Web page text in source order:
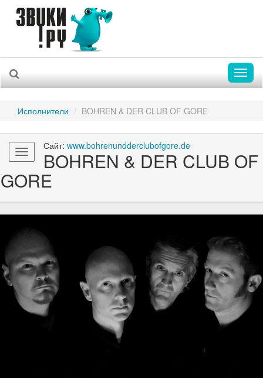
Исполнители BOHREN & DER CLUB OF GORE
Toggle
navigation
Сайт: www.bohrenundderclubofgore.de
BOHREN & DER CLUB OF
GORE